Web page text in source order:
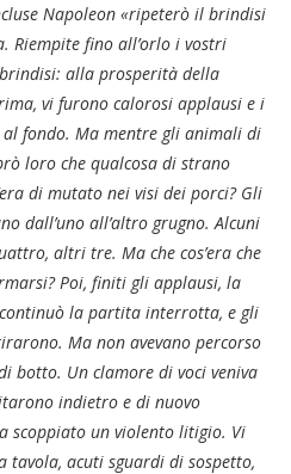
Napoleon «ripeterò il brindisi
Riempite fino all’orlo i vostri
alla prosperità della
vi furono calorosi applausi e i
fondo. Ma mentre gli animali di
loro che qualcosa di strano
di mutato nei visi dei porci? Gli
dall’uno all’altro grugno. Alcuni
altri tre. Ma che cos’era che
Poi, finiti gli applausi, la
la partita interrotta, e gli
Ma non avevano percorso
botto. Un clamore di voci veniva
indietro e di nuovo
scoppiato un violento litigio. Vi
acuti sguardi di sospetto,